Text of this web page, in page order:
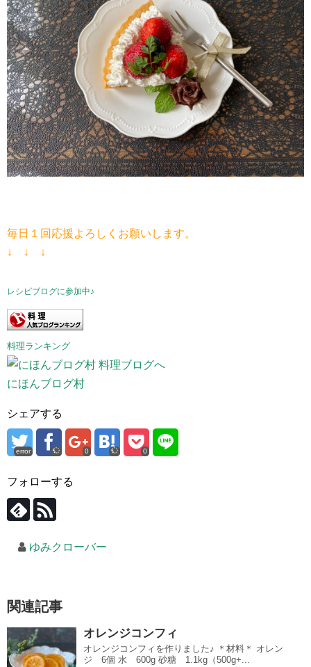
毎日１回応援よろしくお願いします。
↓ ↓ ↓
レシピブログに参加中♪
料理ランキング
にほんブログ村
シェアする
error 0 0
フォローする
ゆみクローバー
関連記事
オレンジコンフィ
オレンジコンフィを作りました♪ ＊材料＊ オレン
ジ 6個 水 600g 砂糖 1.1kg（500g+...